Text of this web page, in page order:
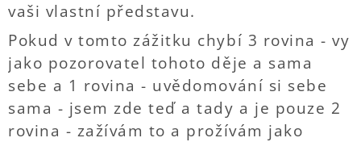
vaši vlastní představu.
Pokud v tomto zážitku chybí 3 rovina - vy
jako pozorovatel tohoto děje a sama
sebe a 1 rovina - uvědomování si sebe
sama - jsem zde teď a tady a je pouze 2
rovina - zažívám to a prožívám jako